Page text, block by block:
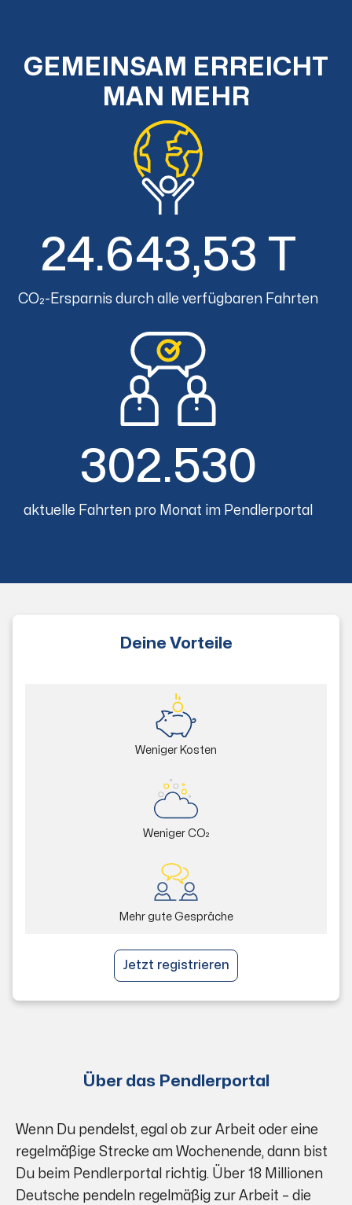
GEMEINSAM ERREICHT
MAN MEHR
24.643,53 T
CO₂-Ersparnis durch alle verfügbaren Fahrten
302.530
aktuelle Fahrten pro Monat im Pendlerportal
Deine Vorteile
Weniger Kosten
Weniger CO₂
Mehr gute Gespräche
Jetzt registrieren
Über das Pendlerportal
Wenn Du pendelst, egal ob zur Arbeit oder eine
regelmäßige Strecke am Wochenende, dann bist
Du beim Pendlerportal richtig. Über 18 Millionen
Deutsche pendeln regelmäßig zur Arbeit – die